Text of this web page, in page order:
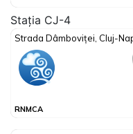
Stația CJ-4